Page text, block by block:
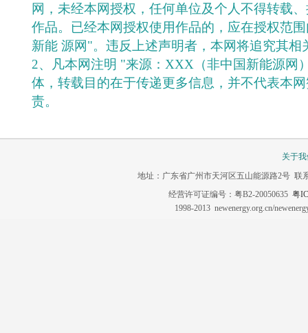
网，未经本网授权，任何单位及个人不得转载
作品。已经本网授权使用作品的，应在授权范
新能 源网"。违反上述声明者，本网将追究其相
2、凡本网注明 "来源：XXX（非中国新能源网
体，转载目的在于传递更多信息，并不代表本
责。
关于
地址：广东省广州市天河区五山能源路2号 联
经营许可证编号：粤B2-20050635 粤
1998-2013 newenergy.org.cn/